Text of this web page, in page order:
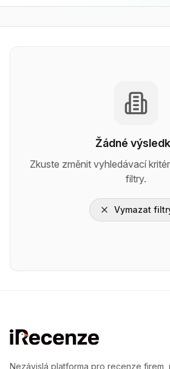
Žádné
Zkuste změnit vyhledávací
filtry.
Vymazat
Nezávislá platforma pro recenze firem,